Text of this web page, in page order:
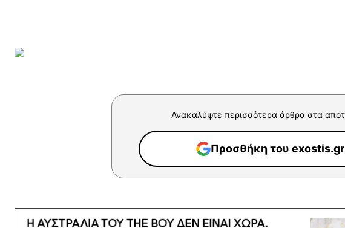
Ανακαλύψτε περισσότερα άρθρα στα
Προσθήκη του